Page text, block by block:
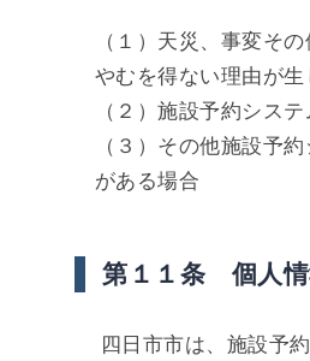
（１）天災、事変そ
やむを得ない理由が生
（２）施設予約シス
（３）その他施設予
がある場合
第１１条 個人
四日市市は、施設予